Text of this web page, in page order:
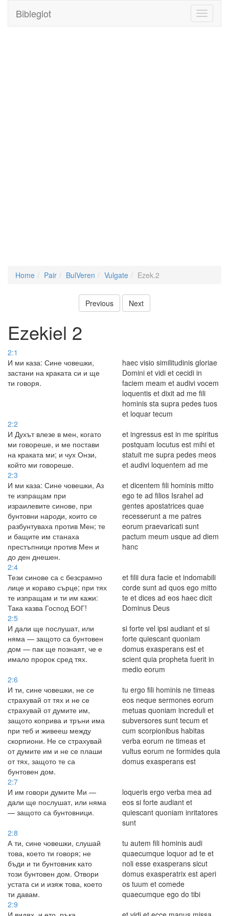
Toggle
Bibleglot
Home Pair BulVeren Vulgate Ezek.2
Previous Next
Ezekiel 2
2:1
И ми каза: Сине човешки,
застани на краката си и ще
ти говоря.
haec visio similitudinis gloriae
Domini et vidi et cecidi in
faciem meam et audivi vocem
loquentis et dixit ad me fili
hominis sta supra pedes tuos
et loquar tecum
2:2
И Духът влезе в мен, когато
ми говореше, и ме постави
на краката ми; и чух Онзи,
който ми говореше.
et ingressus est in me spiritus
postquam locutus est mihi et
statuit me supra pedes meos
et audivi loquentem ad me
2:3
И ми каза: Сине човешки, Аз
те изпращам при
израилевите синове, при
бунтовни народи, които се
разбунтуваха против Мен; те
и бащите им станаха
престъпници против Мен и
до ден днешен.
et dicentem fili hominis mitto
ego te ad filios Israhel ad
gentes apostatrices quae
recesserunt a me patres
eorum praevaricati sunt
pactum meum usque ad diem
hanc
2:4
Тези синове са с безсрамно
лице и кораво сърце; при тях
те изпращам и ти им кажи:
Така казва Господ БОГ!
et filii dura facie et indomabili
corde sunt ad quos ego mitto
te et dices ad eos haec dicit
Dominus Deus
2:5
И дали ще послушат, или
няма — защото са бунтовен
дом — пак ще познаят, че е
имало пророк сред тях.
si forte vel ipsi audiant et si
forte quiescant quoniam
domus exasperans est et
scient quia propheta fuerit in
medio eorum
2:6
И ти, сине човешки, не се
страхувай от тях и не се
страхувай от думите им,
защото коприва и тръни има
при теб и живееш между
скорпиони. Не се страхувай
от думите им и не се плаши
от тях, защото те са
бунтовен дом.
tu ergo fili hominis ne timeas
eos neque sermones eorum
metuas quoniam increduli et
subversores sunt tecum et
cum scorpionibus habitas
verba eorum ne timeas et
vultus eorum ne formides quia
domus exasperans est
2:7
И им говори думите Ми —
дали ще послушат, или няма
— защото са бунтовници.
loqueris ergo verba mea ad
eos si forte audiant et
quiescant quoniam inritatores
sunt
2:8
А ти, сине човешки, слушай
това, което ти говоря; не
бъди и ти бунтовник като
този бунтовен дом. Отвори
устата си и изяж това, което
ти давам.
tu autem fili hominis audi
quaecumque loquor ad te et
noli esse exasperans sicut
domus exasperatrix est aperi
os tuum et comede
quaecumque ego do tibi
2:9